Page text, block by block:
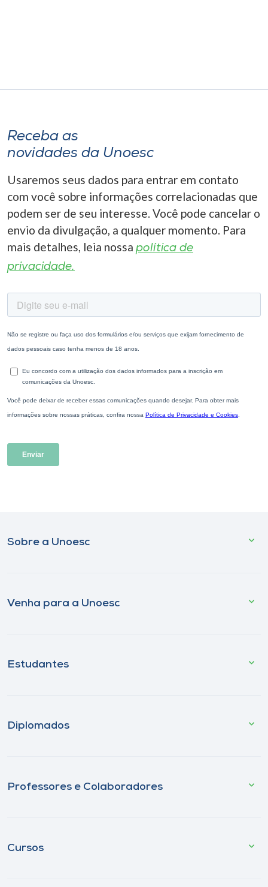
Receba as
novidades da Unoesc
Usaremos seus dados para entrar em contato
com você sobre informações correlacionadas que
podem ser de seu interesse. Você pode cancelar o
envio da divulgação, a qualquer momento. Para
mais detalhes, leia nossa política de
privacidade.
Sobre a Unoesc
Venha para a Unoesc
Estudantes
Diplomados
Professores e Colaboradores
Cursos